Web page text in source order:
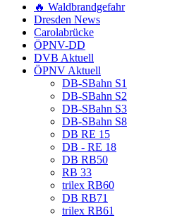
🔥 Waldbrandgefahr
Dresden News
Carolabrücke
ÖPNV-DD
DVB Aktuell
ÖPNV Aktuell
DB-SBahn S1
DB-SBahn S2
DB-SBahn S3
DB-SBahn S8
DB RE 15
DB - RE 18
DB RB50
RB 33
trilex RB60
DB RB71
trilex RB61